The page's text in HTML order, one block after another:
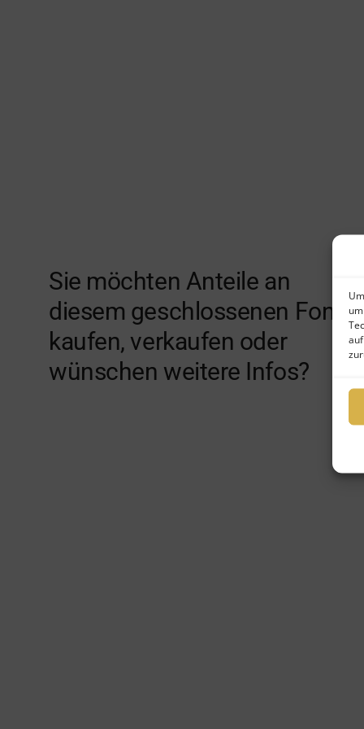
Sie möchten Anteile an
diesem geschlossenen Fonds
kaufen, verkaufen oder
wünschen weitere Infos?